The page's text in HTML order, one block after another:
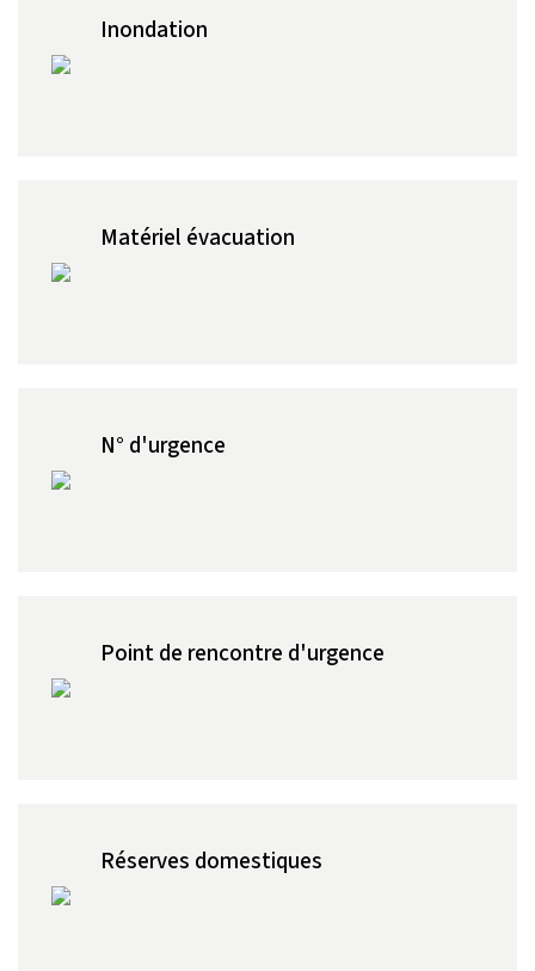
Inondation
Matériel évacuation
N° d'urgence
Point de rencontre d'urgence
Réserves domestiques